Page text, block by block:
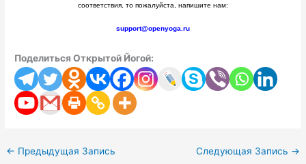
соответствия, то пожалуйста, напишите нам:
support@openyoga.ru
Поделиться Открытой Йогой:
← Предыдущая Запись Следующая Запись →